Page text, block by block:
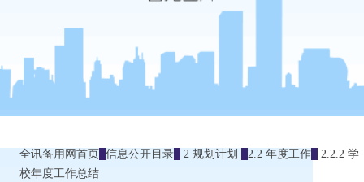
全讯备用网首页 信息公开目录 2 规划计划 2.2 年度工作
2.2.2 学
校年度工作总结